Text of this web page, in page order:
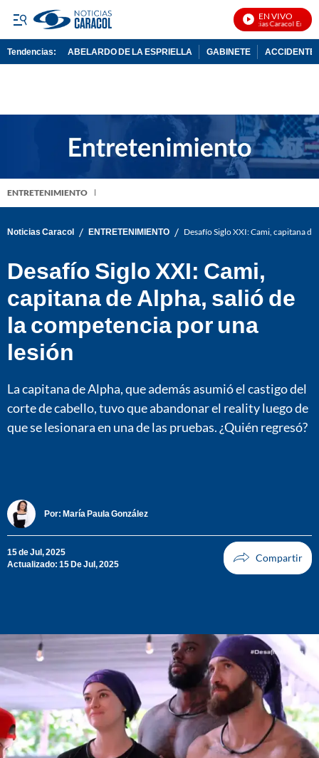
EN VIVO
Noticias Caracol En Vivo
Tendencias: ABELARDO DE LA ESPRIELLA GABINETE ACCIDENTE
ENTRETENIMIENTO
Noticias Caracol / ENTRETENIMIENTO / Desafío Siglo XXI: Cami, capitana
Desafío Siglo XXI: Cami,
capitana de Alpha, salió de
la competencia por una
lesión
La capitana de Alpha, que además asumió el castigo del
corte de cabello, tuvo que abandonar el reality luego de
que se lesionara en una de las pruebas. ¿Quién regresó?
Por: María Paula González
15 de Jul, 2025
Actualizado: 15 De Jul, 2025